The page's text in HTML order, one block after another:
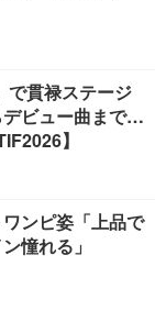
で貫禄ステージ
デビュー曲まで…
】
ンピ姿「上品で
憧れる」